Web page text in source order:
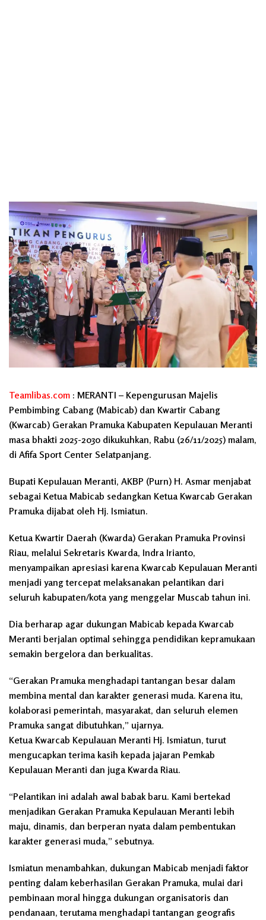
Teamlibas.com : MERANTI – Kepengurusan Majelis
Pembimbing Cabang (Mabicab) dan Kwartir Cabang
(Kwarcab) Gerakan Pramuka Kabupaten Kepulauan Meranti
masa bhakti 2025-2030 dikukuhkan, Rabu (26/11/2025) malam,
di Afifa Sport Center Selatpanjang.
Bupati Kepulauan Meranti, AKBP (Purn) H. Asmar menjabat
sebagai Ketua Mabicab sedangkan Ketua Kwarcab Gerakan
Pramuka dijabat oleh Hj. Ismiatun.
Ketua Kwartir Daerah (Kwarda) Gerakan Pramuka Provinsi
Riau, melalui Sekretaris Kwarda, Indra Irianto,
menyampaikan apresiasi karena Kwarcab Kepulauan Meranti
menjadi yang tercepat melaksanakan pelantikan dari
seluruh kabupaten/kota yang menggelar Muscab tahun ini.
Dia berharap agar dukungan Mabicab kepada Kwarcab
Meranti berjalan optimal sehingga pendidikan kepramukaan
semakin bergelora dan berkualitas.
“Gerakan Pramuka menghadapi tantangan besar dalam
membina mental dan karakter generasi muda. Karena itu,
kolaborasi pemerintah, masyarakat, dan seluruh elemen
Pramuka sangat dibutuhkan,” ujarnya.
Ketua Kwarcab Kepulauan Meranti Hj. Ismiatun, turut
mengucapkan terima kasih kepada jajaran Pemkab
Kepulauan Meranti dan juga Kwarda Riau.
“Pelantikan ini adalah awal babak baru. Kami bertekad
menjadikan Gerakan Pramuka Kepulauan Meranti lebih
maju, dinamis, dan berperan nyata dalam pembentukan
karakter generasi muda,” sebutnya.
Ismiatun menambahkan, dukungan Mabicab menjadi faktor
penting dalam keberhasilan Gerakan Pramuka, mulai dari
pembinaan moral hingga dukungan organisatoris dan
pendanaan, terutama menghadapi tantangan geografis